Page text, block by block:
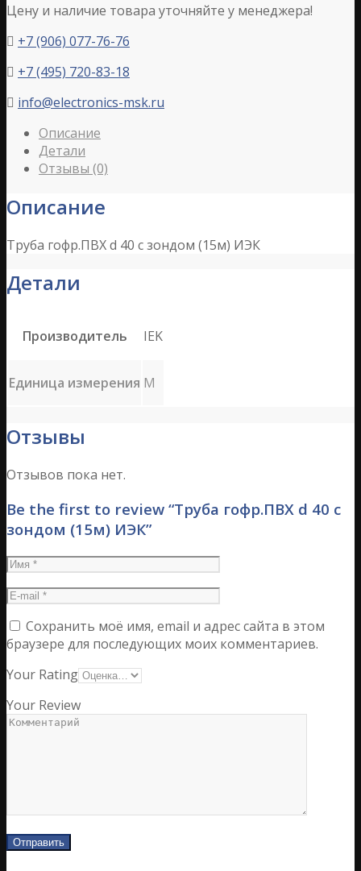
Цену и наличие товара уточняйте у менеджера!
 +7 (906) 077-76-76
 +7 (495) 720-83-18
 info@electronics-msk.ru
Описание
Детали
Отзывы (0)
Описание
Труба гофр.ПВХ d 40 с зондом (15м) ИЭК
Детали
Производитель IEK
Единица измерения М
Отзывы
Отзывов пока нет.
Be the first to review “Труба гофр.ПВХ d 40 с
зондом (15м) ИЭК”
Сохранить моё имя, email и адрес сайта в этом
браузере для последующих моих комментариев.
Your Rating
Your Review